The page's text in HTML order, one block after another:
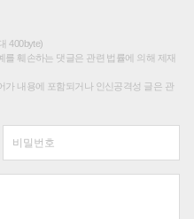
400byte)
훼손하는 댓글은 관련 법률에 의해 제재
가 내용에 포함되거나 인신공격성 글은 관